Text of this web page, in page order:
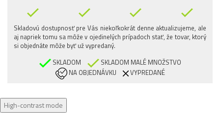
Skladovú dostupnosť pre Vás niekoľkokrát denne aktualizujeme, ale
aj napriek tomu sa môže v ojedinelých prípadoch stať, že tovar, ktorý
si objednáte môže byť už vypredaný.
SKLADOM
SKLADOM MALÉ MNOŽSTVO
NA OBJEDNÁVKU
VYPREDANÉ
High-contrast mode